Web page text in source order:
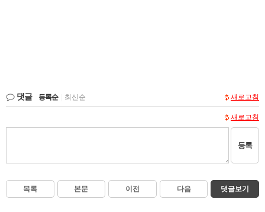
댓글 등록순 최신순 새로고침
새로고침
등록
목록 본문 이전 다음 댓글보기